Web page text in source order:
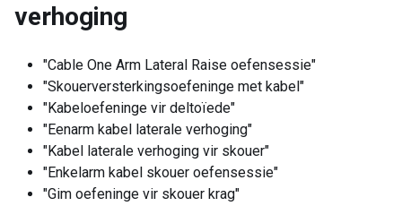
verhoging
"Cable One Arm Lateral Raise oefensessie"
"Skouerversterkingsoefeninge met kabel"
"Kabeloefeninge vir deltoïede"
"Eenarm kabel laterale verhoging"
"Kabel laterale verhoging vir skouer"
"Enkelarm kabel skouer oefensessie"
"Gim oefeninge vir skouer krag"